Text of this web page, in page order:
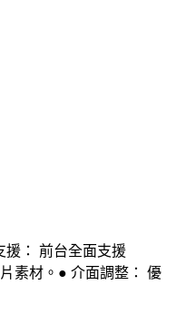
援： 前台全面支援
素材。● 介面調整： 優